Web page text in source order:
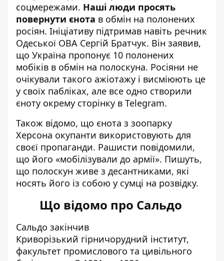
соцмережами. Наші люди просять
повернути єнота в обмін на полонених
росіян. Ініціативу підтримав навіть речник
Одеської ОВА Сергій Братчук. Він заявив,
що Україна пропонує 10 полонених
мобіків в обмін на полоскуна. Росіяни не
очікували такого ажіотажу і висміюють це
у своїх пабліках, але все одно створили
єноту окрему сторінку в Telegram.
Також відомо, що єнота з зоопарку
Херсона окупанти використовують для
своєї пропаганди. Рашисти повідомили,
що його «мобілізували до армії». Пишуть,
що полоскун живе з десантниками, які
носять його із собою у сумці на розвідку.
Що відомо про Сальдо
Сальдо закінчив
Криворізький гірничорудний інститут,
факультет промислового та цивільного